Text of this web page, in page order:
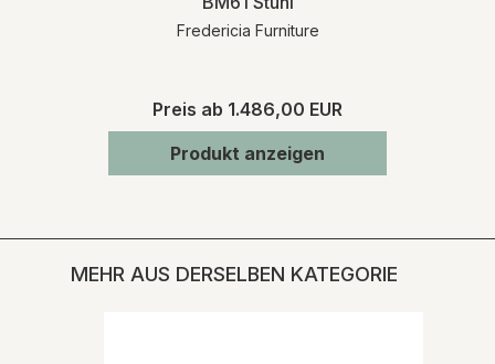
Fredericia Furniture
Preis ab 1.486,00 EUR
Produkt anzeigen
MEHR AUS DERSELBEN KATEGORIE